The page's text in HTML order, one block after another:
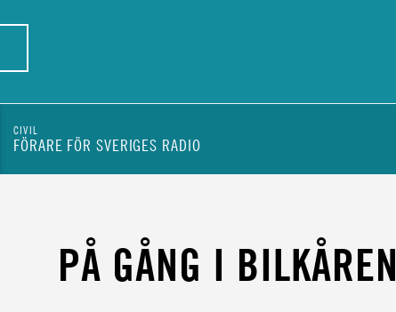
CIVIL
FÖRARE FÖR SVERIGES RADIO
PÅ GÅNG I BILKÅREN